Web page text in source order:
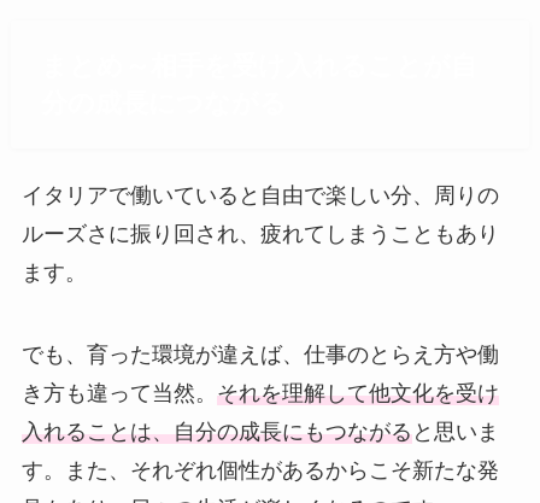
イタリアで働いていると自由で楽しい分、周りの
ルーズさに振り回され、疲れてしまうこともあり
ます。
でも、育った環境が違えば、仕事のとらえ方や働
き方も違って当然。 それを理解して他文化を受け
入れることは、自分の成長にもつながると思いま
す。また、それぞれ個性があるからこそ新たな発